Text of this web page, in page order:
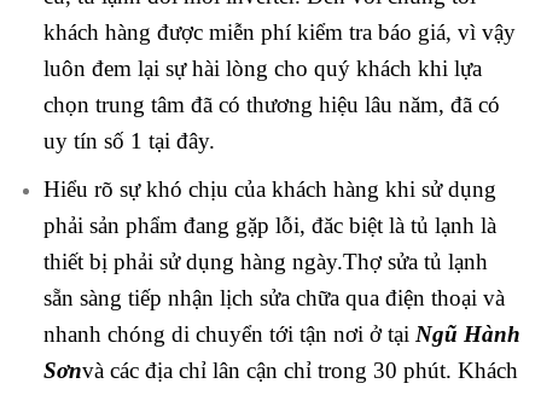
khách hàng được miễn phí kiểm tra báo giá, vì vậy
luôn đem lại sự hài lòng cho quý khách khi lựa
chọn trung tâm đã có thương hiệu lâu năm, đã có
uy tín số 1 tại đây.
Hiểu rõ sự khó chịu của khách hàng khi sử dụng
phải sản phẩm đang gặp lỗi, đăc biệt là tủ lạnh là
thiết bị phải sử dụng hàng ngày.Thợ sửa tủ lạnh
sẵn sàng tiếp nhận lịch sửa chữa qua điện thoại và
nhanh chóng di chuyển tới tận nơi ở tại Ngũ Hành
Sơnvà các địa chỉ lân cận chỉ trong 30 phút. Khách